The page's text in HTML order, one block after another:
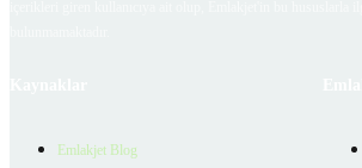
Emlakjet Blog